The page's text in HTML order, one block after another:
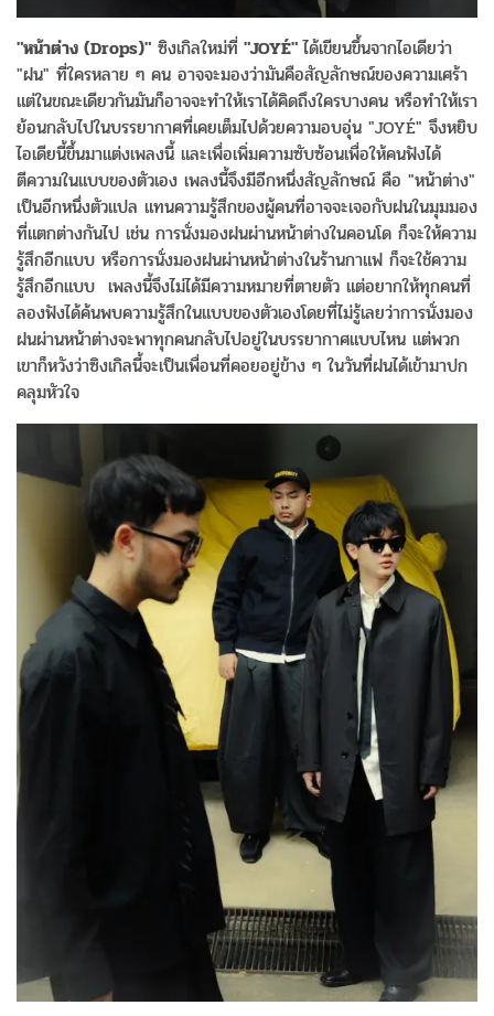
"หน้าต่าง (Drops)" ซิงเกิลใหม่ที่ "JOYÉ"ได้เขียนขึ้นจากไอเดียว่า
"ฝน" ที่ใครหลาย ๆ คน อาจจะมองว่ามันคือสัญลักษณ์ของความเศร้า
แต่ในขณะเดียวกันมันก็อาจจะทำให้เราได้คิดถึงใครบางคน หรือทำให้เรา
ย้อนกลับไปในบรรยากาศที่เคยเต็มไปด้วยความอบอุ่น "JOYÉ" จึงหยิบ
ไอเดียนี้ขึ้นมาแต่งเพลงนี้ และเพื่อเพิ่มความซับซ้อนเพื่อให้คนฟังได้
ตีความในแบบของตัวเอง เพลงนี้จึงมีอีกหนึ่งสัญลักษณ์ คือ "หน้าต่าง"
เป็นอีกหนึ่งตัวแปล แทนความรู้สึกของผู้คนที่อาจจะเจอกับฝนในมุมมอง
ที่แตกต่างกันไป เช่น การนั่งมองฝนผ่านหน้าต่างในคอนโด ก็จะให้ความ
รู้สึกอีกแบบ หรือการนั่งมองฝนผ่านหน้าต่างในร้านกาแฟ ก็จะใช้ความ
รู้สึกอีกแบบ เพลงนี้จึงไม่ได้มีความหมายที่ตายตัว แต่อยากให้ทุกคนที่
ลองฟังได้ค้นพบความรู้สึกในแบบของตัวเองโดยที่ไม่รู้เลยว่าการนั่งมอง
ฝนผ่านหน้าต่างจะพาทุกคนกลับไปอยู่ในบรรยากาศแบบไหน แต่พวก
เขาก็หวังว่าซิงเกิลนี้จะเป็นเพื่อนที่คอยอยู่ข้าง ๆ ในวันที่ฝนได้เข้ามาปก
คลุมหัวใจ